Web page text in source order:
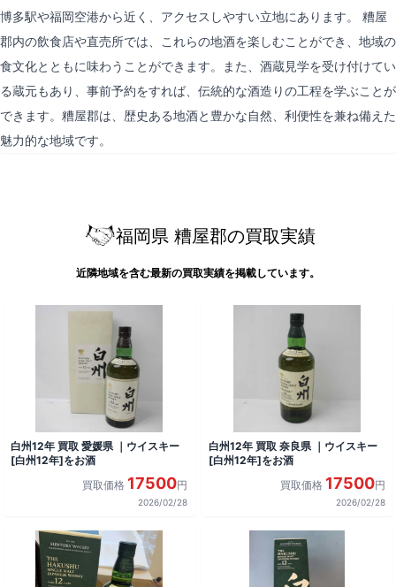
博多駅や福岡空港から近く、アクセスしやすい立地にあります。 糟屋
郡内の飲食店や直売所では、これらの地酒を楽しむことができ、地域の
食文化とともに味わうことができます。また、酒蔵見学を受け付けてい
る蔵元もあり、事前予約をすれば、伝統的な酒造りの工程を学ぶことが
できます。糟屋郡は、歴史ある地酒と豊かな自然、利便性を兼ね備えた
魅力的な地域です。
福岡県 糟屋郡の買取実績
近隣地域を含む最新の買取実績を掲載しています。
白州12年 買取 愛媛県 ｜ウイスキー
[白州12年]をお酒
買取価格 17500円
2026/02/28
白州12年 買取 奈良県 ｜ウイスキー
[白州12年]をお酒
買取価格 17500円
2026/02/28